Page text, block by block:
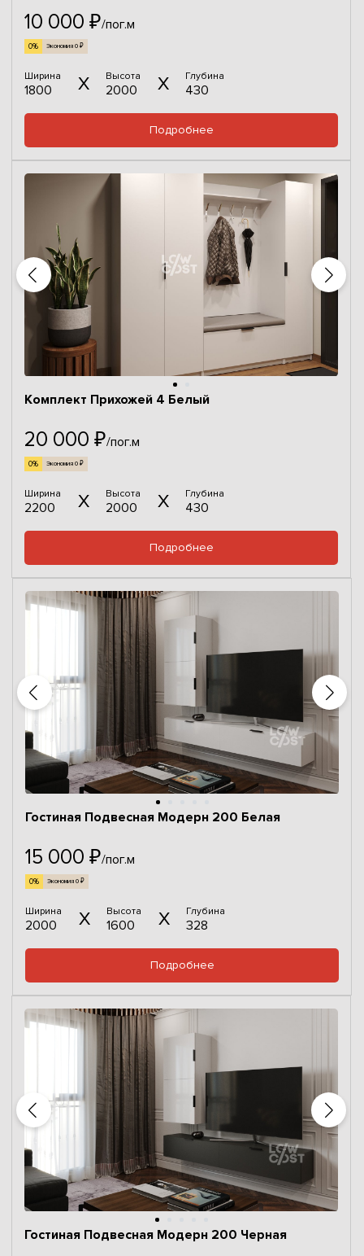
10 000 ₽/пог.м
0% Экономия 0 ₽
Ширина
1800
Высота
2000
Глубина
430
Подробнее
Комплект Прихожей 4 Белый
20 000 ₽/пог.м
0% Экономия 0 ₽
Ширина
2200
Высота
2000
Глубина
430
Подробнее
Гостиная Подвесная Модерн 200 Белая
15 000 ₽/пог.м
0% Экономия 0 ₽
Ширина
2000
Высота
1600
Глубина
328
Подробнее
Гостиная Подвесная Модерн 200 Черная